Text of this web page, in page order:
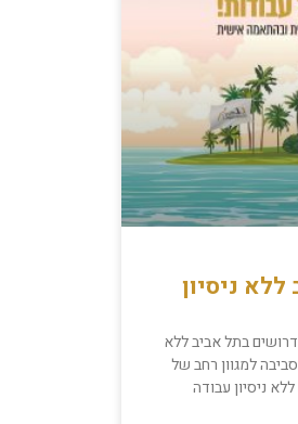
ניסיון
בתל אביב ללא
למגוון רחב של
ניסיון עבודה